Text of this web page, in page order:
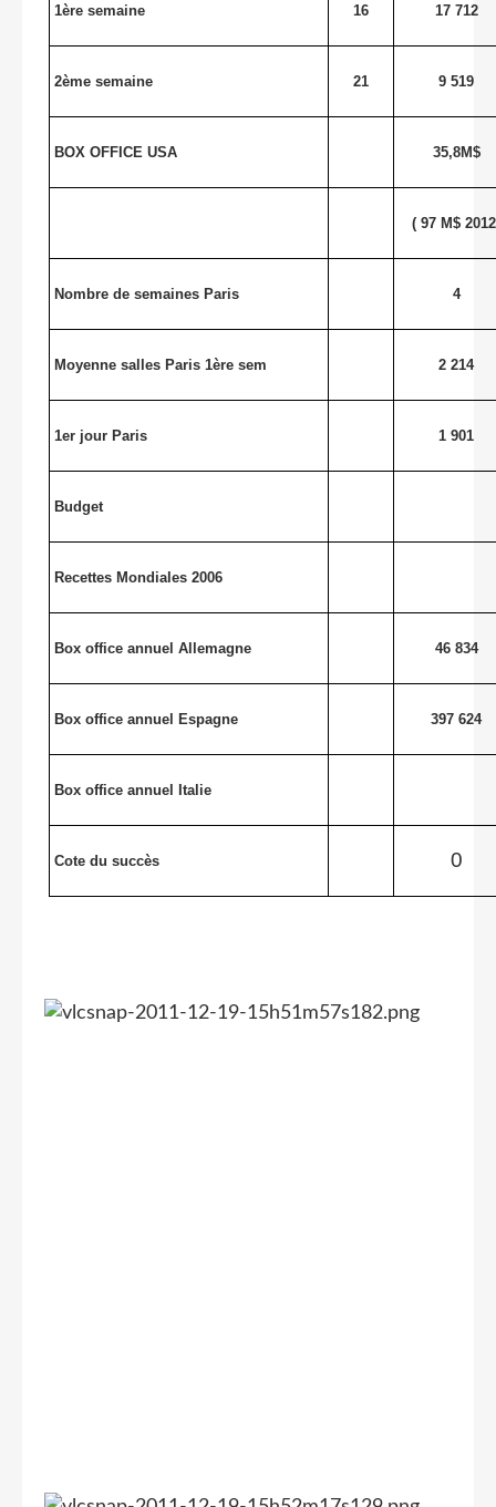
1ère semaine 16 17 712
2ème semaine 21 9 519
BOX OFFICE USA 35,8M$
( 97 M$
Nombre de semaines Paris 4
Moyenne salles Paris 1ère sem 2 214
1er jour Paris 1 901
Budget
Recettes Mondiales 2006
Box office annuel Allemagne 46 834
Box office annuel Espagne 397 624
Box office annuel Italie
Cote du succès 0